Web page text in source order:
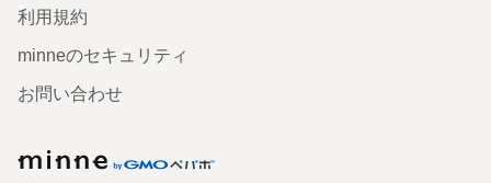
利用規約
minneのセキュリティ
お問い合わせ